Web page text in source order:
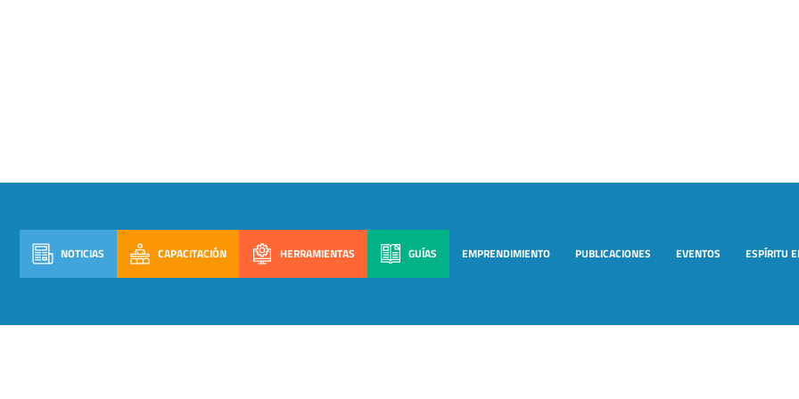
NOTICIAS CAPACITACIÓN HERRAMIENTAS GUÍAS EMPRENDIMIENTO PUBLICACIONES EVENTOS ESPÍRITU